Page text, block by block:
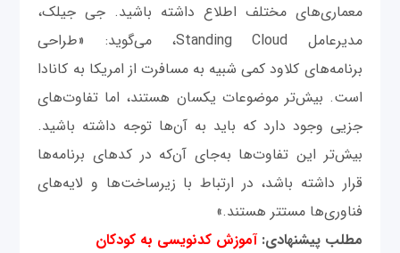
معماری‌های مختلف اطلاع داشته باشید. جی جیلک،
مدیرعامل Standing Cloud، می‌گوید: «طراحی
برنامه‌های کلاود کمی شبیه به مسافرت از امریکا به کانادا
است. بیش‌تر موضوعات یکسان هستند، اما تفاوت‌های
جزیی وجود دارد که باید به آن‌ها توجه داشته باشید.
بیش‌تر این تفاوت‌ها به‌جای آن‌که در کدهای برنامه‌ها
قرار داشته باشد، در ارتباط با زیرساخت‌ها و لایه‌های
فناوری‌ها مستتر هستند.»
مطلب پیشنهادی: آموزش کدنویسی به کودکان